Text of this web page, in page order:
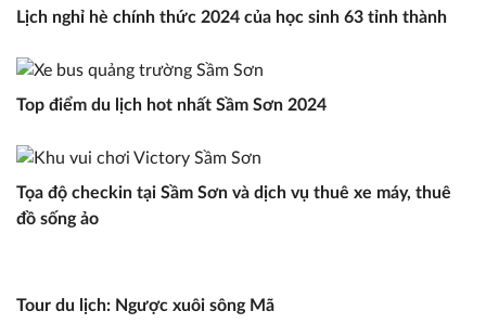
Lịch nghỉ hè chính thức 2024 của học sinh 63 tỉnh thành
Top điểm du lịch hot nhất Sầm Sơn 2024
Tọa độ checkin tại Sầm Sơn và dịch vụ thuê xe máy, thuê
đồ sống ảo
Tour du lịch: Ngược xuôi sông Mã